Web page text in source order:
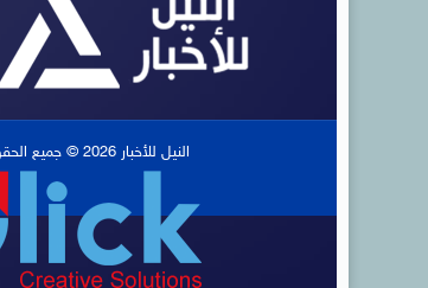
النيل للأخبار 2026 © جميع الحقوق محفوظة.